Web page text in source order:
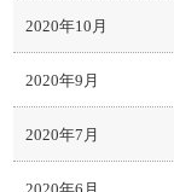
2020年10月
2020年9月
2020年7月